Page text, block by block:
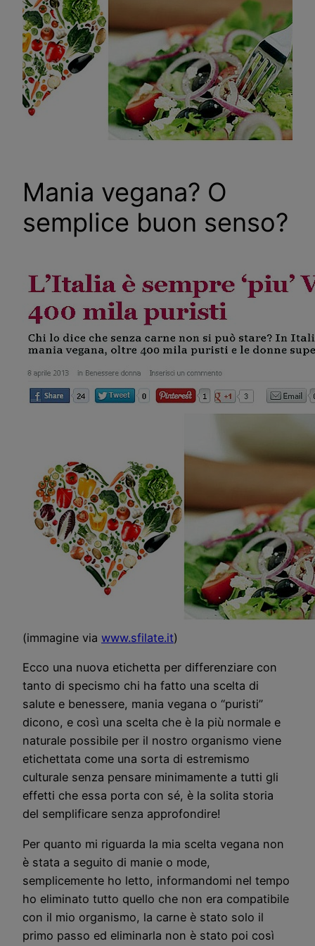
Mania vegana? O
semplice buon senso?
(immagine via www.sfilate.it)
Ecco una nuova etichetta per differenziare con
tanto di specismo chi ha fatto una scelta di
salute e benessere, mania vegana o “puristi”
dicono, e così una scelta che è la più normale e
naturale possibile per il nostro organismo viene
etichettata come una sorta di estremismo
culturale senza pensare minimamente a tutti gli
effetti che essa porta con sé, è la solita storia
del semplificare senza approfondire!
Per quanto mi riguarda la mia scelta vegana non
è stata a seguito di manie o mode,
semplicemente ho letto, informandomi nel tempo
ho eliminato tutto quello che non era compatibile
con il mio organismo, la carne è stato solo il
primo passo ed eliminarla non è stato poi così